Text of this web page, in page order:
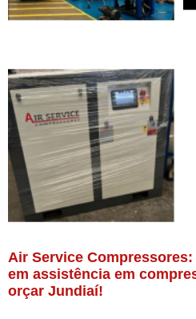
Air Service
em assistência em
orçar Jundiaí!